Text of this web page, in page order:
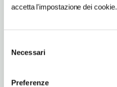
accetta l'impostazione dei cookie.
delNecessari
Preferenze
info@poderesangiuliano.it